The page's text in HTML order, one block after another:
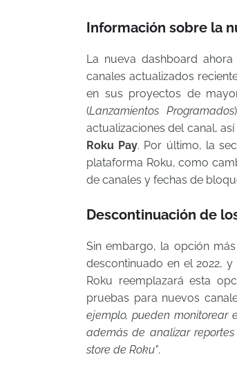
Información sobre la
La nueva dashboard
canales actualizados
en sus proyectos de
(Lanzamientos Programados
actualizaciones del canal,
Roku Pay. Por último, la
plataforma Roku, como
de canales y fechas de
Descontinuación de
Sin embargo, la opción
descontinuado en el 2022,
Roku reemplazará esta
pruebas para nuevos
ejemplo, pueden monitorear
además de analizar
store de Roku".